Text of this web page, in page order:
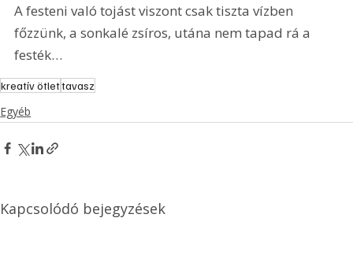
A festeni való tojást viszont csak tiszta vízben
főzzünk, a sonkalé zsíros, utána nem tapad rá a
festék…
kreatív ötlettavasz
Egyéb
Kapcsolódó bejegyzések